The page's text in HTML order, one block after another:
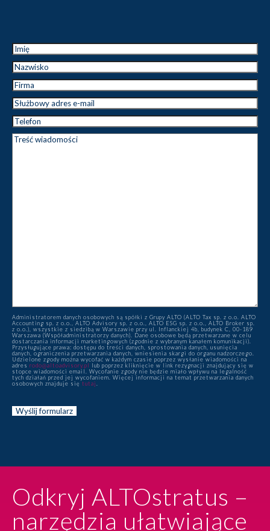
Imię*
Imię
Nazwisko
Nazwisko
Firma
Służbowy
adres e-
mail
*
Telefon
Treść
*
Administratorem danych osobowych są spółki z Grupy ALTO (ALTO Tax sp. z o.o. ALTO
Accounting sp. z o.o., ALTO Advisory sp. z o.o., ALTO ESG sp. z o.o., ALTO Broker sp.
z o.o.), wszystkie z siedzibą w Warszawie przy ul. Inflanckiej 4b, budynek C, 00-189
Warszawa (Współadministratorzy danych). Dane osobowe będą przetwarzane w celu
dostarczania informacji marketingowych (zgodnie z wybranym kanałem komunikacji).
Przysługujące prawa: dostępu do treści danych, sprostowania danych, usunięcia
danych, ograniczenia przetwarzania danych, wniesienia skargi do organu nadzorczego.
Udzielone zgody można wycofać w każdym czasie poprzez wysłanie wiadomości na
adres rodo@altoadvisory.pl lub poprzez kliknięcie w link rezygnacji znajdujący się w
stopce wiadomości email. Wycofanie zgody nie będzie miało wpływu na legalność
tych działań przed jej wycofaniem. Więcej informacji na temat przetwarzania danych
osobowych znajduje się tutaj.
Odkryj ALTOstratus –
narzędzia ułatwiające